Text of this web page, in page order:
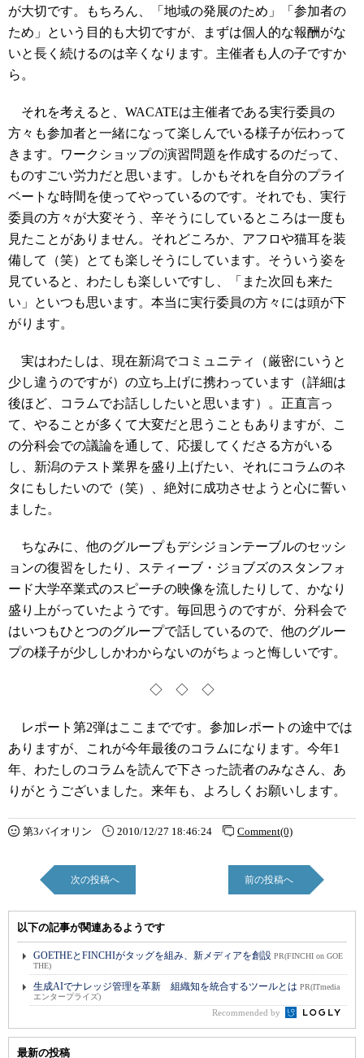
が大切です。もちろん、「地域の発展のため」「参加者の
ため」という目的も大切ですが、まずは個人的な報酬がな
いと長く続けるのは辛くなります。主催者も人の子ですか
ら。
それを考えると、WACATEは主催者である実行委員の
方々も参加者と一緒になって楽しんでいる様子が伝わって
きます。ワークショップの演習問題を作成するのだって、
ものすごい労力だと思います。しかもそれを自分のプライ
ベートな時間を使ってやっているのです。それでも、実行
委員の方々が大変そう、辛そうにしているところは一度も
見たことがありません。それどころか、アフロや猫耳を装
備して（笑）とても楽しそうにしています。そういう姿を
見ていると、わたしも楽しいですし、「また次回も来た
い」といつも思います。本当に実行委員の方々には頭が下
がります。
実はわたしは、現在新潟でコミュニティ（厳密にいうと
少し違うのですが）の立ち上げに携わっています（詳細は
後ほど、コラムでお話ししたいと思います）。正直言っ
て、やることが多くて大変だと思うこともありますが、こ
の分科会での議論を通して、応援してくださる方がいる
し、新潟のテスト業界を盛り上げたい、それにコラムのネ
タにもしたいので（笑）、絶対に成功させようと心に誓い
ました。
ちなみに、他のグループもデシジョンテーブルのセッシ
ョンの復習をしたり、スティーブ・ジョブズのスタンフォ
ード大学卒業式のスピーチの映像を流したりして、かなり
盛り上がっていたようです。毎回思うのですが、分科会で
はいつもひとつのグループで話しているので、他のグルー
プの様子が少ししかわからないのがちょっと悔しいです。
◇ ◇ ◇
レポート第2弾はここまでです。参加レポートの途中では
ありますが、これが今年最後のコラムになります。今年1
年、わたしのコラムを読んで下さった読者のみなさん、あ
りがとうございました。来年も、よろしくお願いします。
第3バイオリン 2010/12/27 18:46:24 Comment(0)
次の投稿へ 前の投稿へ
以下の記事が関連あるようです
GOETHEとFINCHIがタッグを組み、新メディアを創設 PR(FINCHI on GOE
THE)
生成AIでナレッジ管理を革新 組織知を統合するツールとは PR(ITmedia
エンタープライズ)
Recommended by
最新の投稿